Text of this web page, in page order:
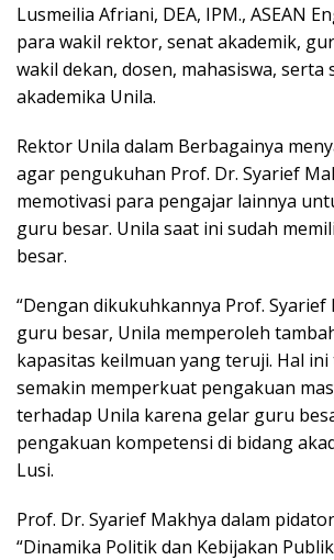
Lusmeilia Afriani, DEA, IPM., ASEAN
para wakil rektor, senat akademik,
wakil dekan, dosen, mahasiswa, serta
akademika Unila.
Rektor Unila dalam Berbagainya
agar pengukuhan Prof. Dr. Syarief
memotivasi para pengajar lainnya
guru besar. Unila saat ini sudah
besar.
“Dengan dikukuhkannya Prof. Syarief
guru besar, Unila memperoleh
kapasitas keilmuan yang teruji. Hal
semakin memperkuat pengakuan
terhadap Unila karena gelar guru
pengakuan kompetensi di bidang
Lusi.
Prof. Dr. Syarief Makhya dalam
“Dinamika Politik dan Kebijakan